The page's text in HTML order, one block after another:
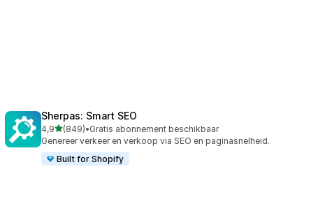
Sherpas: Smart SEO
4,9van 5 sterren
(849)
849 recensies in totaal
•Gratis abonnement beschikbaar
Genereer verkeer en verkoop via SEO en paginasnelheid.
Built for Shopify